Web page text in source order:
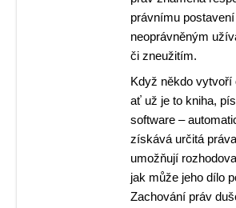
právnímu
neoprávněným
či zneužitím.
Když někdo vytvoří
ať už je to kniha,
software –
získává určitá
umožňují
jak může jeho dílo
Zachování práv